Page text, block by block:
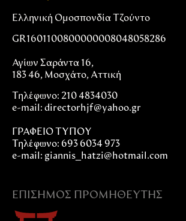
Ελληνική Ομοσπονδία Τζούντο
GR1601100800000008048058286
Αγίων Σαράντα 16,
183 46, Μοσχάτο, Αττική
Τηλέφωνο: 210 4834030
e-mail: directorhjf@yahoo.gr
ΓΡΑΦΕΙΟ ΤΥΠΟΥ
Τηλέφωνο: 693 6034 973
e-mail: giannis_hatzi@hotmail.com
ΕΠΊΣΗΜΟΣ ΠΡΟΜΗΘΕΥΤΉΣ